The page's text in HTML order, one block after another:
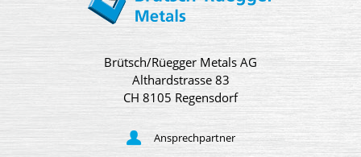
Brütsch/Rüegger Metals AG
Althardstrasse 83
CH 8105 Regensdorf
Ansprechpartner